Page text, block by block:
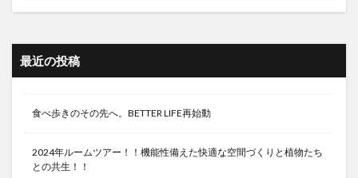
最近の投稿
食べ歩きのその先へ。BETTER LIFE再始動
2024年ルームツアー！！機能性備えた快適な空間づくりと植物たち
との共生！！